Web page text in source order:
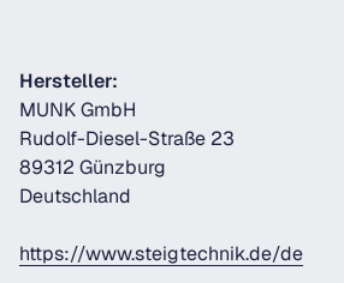
Hersteller:
MUNK GmbH
Rudolf-Diesel-Straße 23
89312 Günzburg
Deutschland
https://www.steigtechnik.de/de